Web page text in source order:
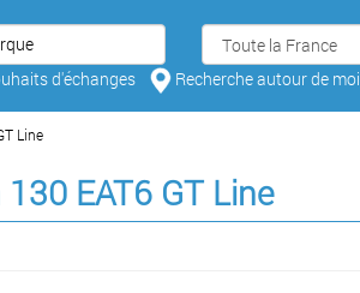
d'échanges Recherche autour de moi
Line
EAT6 GT Line